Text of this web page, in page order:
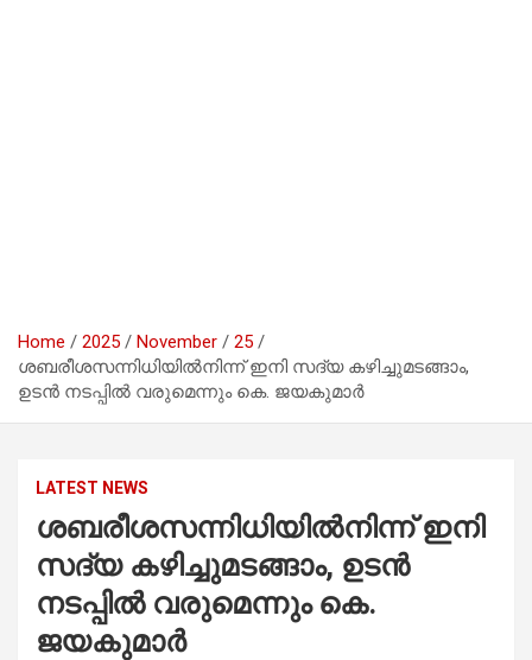
Home 2025 November
25
ശബരീശസന്നിധിയില്‍നിന്ന് ഇനി സദ്യ കഴിച്ചുമടങ്ങാം,
ഉടന്‍ നടപ്പില്‍ വരുമെന്നും കെ. ജയകുമാര്‍
LATEST NEWS
ശബരീശസന്നിധിയില്‍നിന്ന് ഇനി
സദ്യ കഴിച്ചുമടങ്ങാം, ഉടന്‍
നടപ്പില്‍ വരുമെന്നും കെ.
ജയകുമാര്‍